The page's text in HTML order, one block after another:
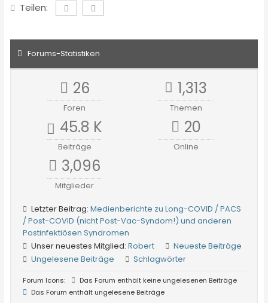
Teilen:
Forums-Statistiken
26
Foren
1,313
Themen
45.8 K
Beiträge
20
Online
3,096
Mitglieder
Letzter Beitrag:Medienberichte zu Long-COVID / PACS
/ Post-COVID (nicht Post-Vac-Syndom!) und anderen
Postinfektiösen Syndromen
Unser neuestes Mitglied:Robert
Neueste Beiträge
Ungelesene Beiträge
Schlagwörter
Forum Icons:
Das Forum enthält keine ungelesenen Beiträge
Das Forum enthält ungelesene Beiträge